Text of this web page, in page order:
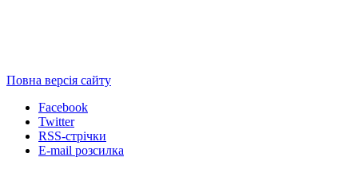
Повна версія сайту
Facebook
Twitter
RSS-стрічки
E-mail розсилка